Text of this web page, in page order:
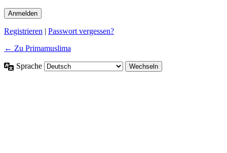
Registrieren | Passwort vergessen?
← Zu Primamuslima
Sprache